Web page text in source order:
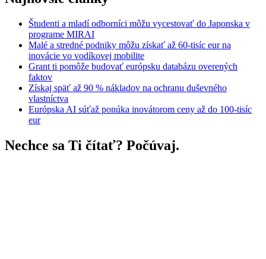
Študenti a mladí odborníci môžu vycestovať do Japonska v
programe MIRAI
Malé a stredné podniky môžu získať až 60-tisíc eur na
inovácie vo vodíkovej mobilite
Grant ti pomôže budovať európsku databázu overených
faktov
Získaj späť až 90 % nákladov na ochranu duševného
vlastníctva
Európska AI súťaž ponúka inovátorom ceny až do 100-tisíc
eur
Nechce sa Ti čítať? Počúvaj.